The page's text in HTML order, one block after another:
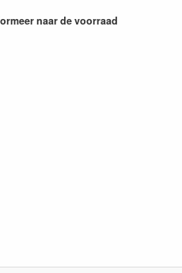
naar de voorraad